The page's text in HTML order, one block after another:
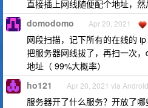
直接插上网线随便配个地址，然
domodomo Apr 20, 2021
网段扫描，记下所有的在线的 ip
把服务器网线拔了，再扫一次
地址（ 99%大概率）
ho121 Apr 20, 2021 via Android
服务器开了什么服务？开放了